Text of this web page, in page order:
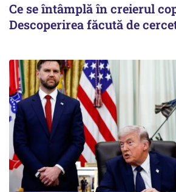
Ce se întâmplă în creierul
Descoperirea făcută de